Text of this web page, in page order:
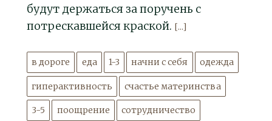
будут держаться за поручень с
потрескавшейся краской. [...]
в дороге еда 1-3 начни с себя одежда
гиперактивность счастье материнства
3-5 поощрение сотрудничество